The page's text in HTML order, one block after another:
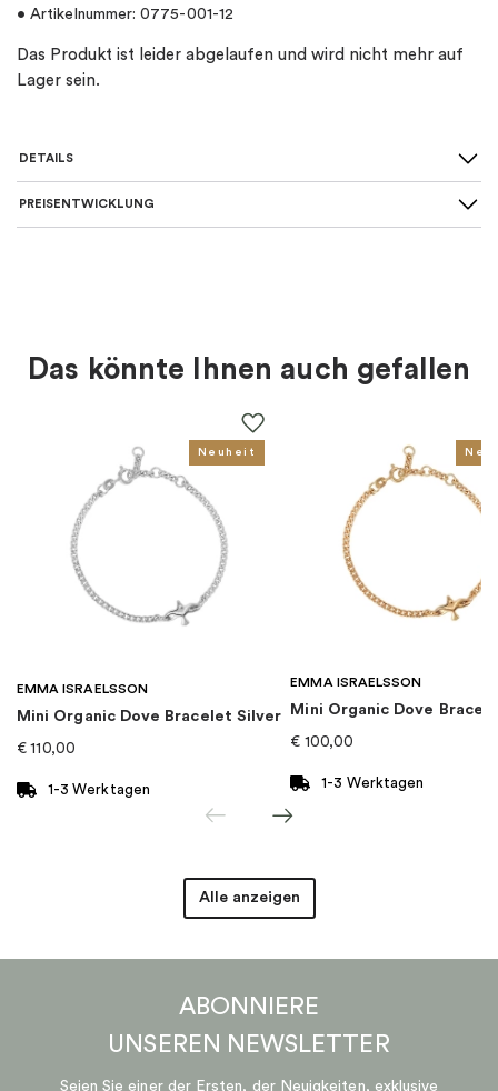
• Artikelnummer: 0775-001-12
Das Produkt ist leider abgelaufen und wird nicht mehr auf
Lager sein.
DETAILS
SKU
Damen, Kinder
: 4051245030143
Kollektion
Marke: Thomas Sabo
PREISENTWICKLUNG
Das könnte Ihnen auch gefallen
Neuheit
EMMA ISRAELSSON
Mini Organic Dove Bracelet Silver
€ 110,00
1-3 Werktagen
EMMA ISRAELSSON
Mini Organic Dove
€ 100,00
1-3 Werktagen
Alle anzeigen
ABONNIERE
UNSEREN NEWSLETTER
Seien Sie einer der Ersten, der Neuigkeiten, exklusive